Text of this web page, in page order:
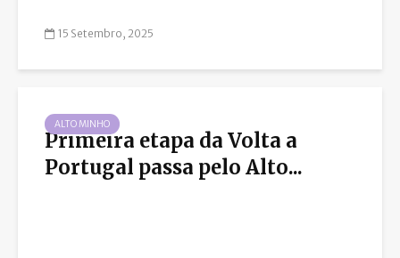
15 Setembro, 2025
ALTO MINHO
Primeira etapa da Volta a
Portugal passa pelo Alto...